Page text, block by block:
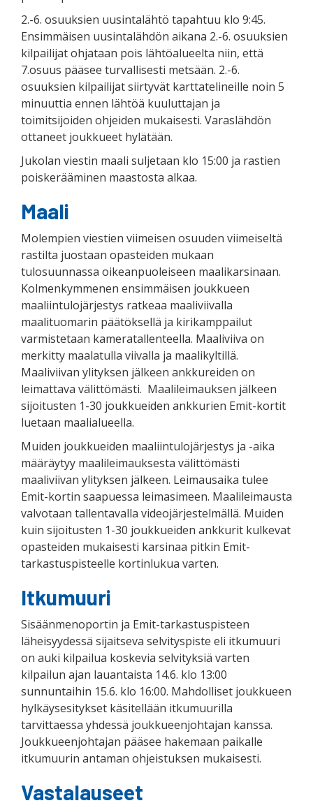
2.-6. osuuksien uusintalähtö tapahtuu klo 9:45.
Ensimmäisen uusintalähdön aikana 2.-6. osuuksien
kilpailijat ohjataan pois lähtöalueelta niin, että
7.osuus pääsee turvallisesti metsään. 2.-6.
osuuksien kilpailijat siirtyvät karttatelineille noin 5
minuuttia ennen lähtöä kuuluttajan ja
toimitsijoiden ohjeiden mukaisesti. Varaslähdön
ottaneet joukkueet hylätään.
Jukolan viestin maali suljetaan klo 15:00 ja rastien
poiskerääminen maastosta alkaa.
Maali
Molempien viestien viimeisen osuuden viimeiseltä
rastilta juostaan opasteiden mukaan
tulosuunnassa oikeanpuoleiseen maalikarsinaan.
Kolmenkymmenen ensimmäisen joukkueen
maaliintulojärjestys ratkeaa maaliviivalla
maalituomarin päätöksellä ja kirikamppailut
varmistetaan kameratallenteella. Maaliviiva on
merkitty maalatulla viivalla ja maalikyltillä.
Maaliviivan ylityksen jälkeen ankkureiden on
leimattava välittömästi. Maalileimauksen jälkeen
sijoitusten 1-30 joukkueiden ankkurien Emit-kortit
luetaan maalialueella.
Muiden joukkueiden maaliintulojärjestys ja -aika
määräytyy maalileimauksesta välittömästi
maaliviivan ylityksen jälkeen. Leimausaika tulee
Emit-kortin saapuessa leimasimeen. Maalileimausta
valvotaan tallentavalla videojärjestelmällä. Muiden
kuin sijoitusten 1-30 joukkueiden ankkurit kulkevat
opasteiden mukaisesti karsinaa pitkin Emit-
tarkastuspisteelle kortinlukua varten.
Itkumuuri
Sisäänmenoportin ja Emit-tarkastuspisteen
läheisyydessä sijaitseva selvityspiste eli itkumuuri
on auki kilpailua koskevia selvityksiä varten
kilpailun ajan lauantaista 14.6. klo 13:00
sunnuntaihin 15.6. klo 16:00. Mahdolliset joukkueen
hylkäysesitykset käsitellään itkumuurilla
tarvittaessa yhdessä joukkueenjohtajan kanssa.
Joukkueenjohtajan pääsee hakemaan paikalle
itkumuurin antaman ohjeistuksen mukaisesti.
Vastalauseet